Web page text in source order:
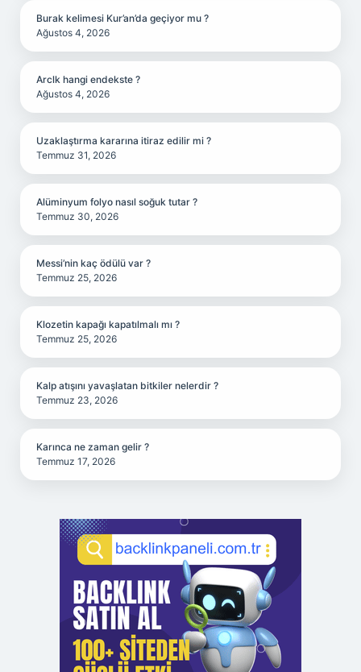
Burak kelimesi Kur’an’da geçiyor mu ?
Ağustos 4, 2026
Arclk hangi endekste ?
Ağustos 4, 2026
Uzaklaştırma kararına itiraz edilir mi ?
Temmuz 31, 2026
Alüminyum folyo nasıl soğuk tutar ?
Temmuz 30, 2026
Messi’nin kaç ödülü var ?
Temmuz 25, 2026
Klozetin kapağı kapatılmalı mı ?
Temmuz 25, 2026
Kalp atışını yavaşlatan bitkiler nelerdir ?
Temmuz 23, 2026
Karınca ne zaman gelir ?
Temmuz 17, 2026